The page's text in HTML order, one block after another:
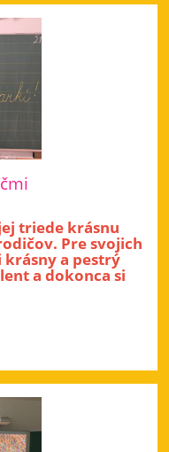
triede krásnu
Pre svojich
a pestrý
a dokonca si